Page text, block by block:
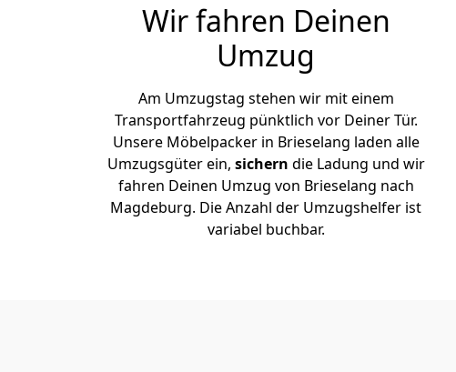
Wir fahren Deinen
Umzug
Am Umzugstag stehen wir mit einem
Transportfahrzeug pünktlich vor Deiner Tür.
Unsere Möbelpacker in Brieselang laden alle
Umzugsgüter ein, sichern die Ladung und wir
fahren Deinen Umzug von Brieselang nach
Magdeburg. Die Anzahl der Umzugshelfer ist
variabel buchbar.